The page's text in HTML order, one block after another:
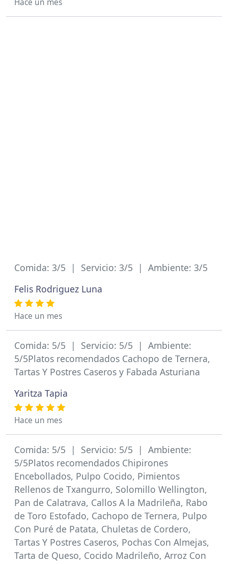
Hace un mes
Comida: 3/5 | Servicio: 3/5 | Ambiente: 3/5
Felis Rodriguez Luna
Hace un mes
Comida: 5/5 | Servicio: 5/5 | Ambiente:
5/5Platos recomendados Cachopo de Ternera,
Tartas Y Postres Caseros y Fabada Asturiana
Yaritza Tapia
Hace un mes
Comida: 5/5 | Servicio: 5/5 | Ambiente:
5/5Platos recomendados Chipirones
Encebollados, Pulpo Cocido, Pimientos
Rellenos de Txangurro, Solomillo Wellington,
Pan de Calatrava, Callos A la Madrileña, Rabo
de Toro Estofado, Cachopo de Ternera, Pulpo
Con Puré de Patata, Chuletas de Cordero,
Tartas Y Postres Caseros, Pochas Con Almejas,
Tarta de Queso, Cocido Madrileño, Arroz Con